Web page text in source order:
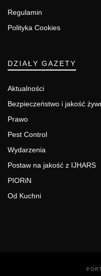
Regulamin
Polityka Cookies
DZIAŁY GAZETY
Aktualności
Bezpieczeństwo i jakość
Prawo
Pest Control
Wydarzenia
Postaw na jakość z IJHARS
PIORiN
Od Kuchni